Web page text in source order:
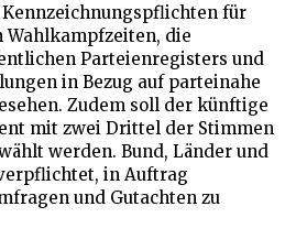
für
die
Parteienregisters und
in Bezug auf parteinahe
Zudem soll der künftige
mit zwei Drittel der Stimmen
werden. Bund, Länder und
in Auftrag
und Gutachten zu